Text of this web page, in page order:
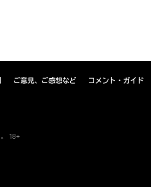
ご意見、ご感想など コメント・ガイド
18+